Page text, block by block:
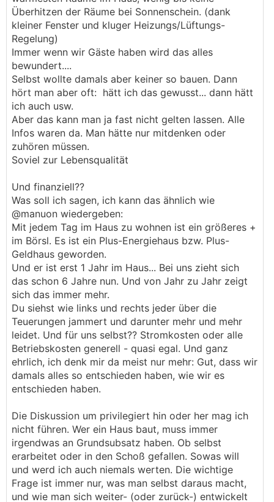
Überhitzen der Räume bei Sonnenschein. (dank
kleiner Fenster und kluger Heizungs/Lüftungs-
Regelung)
Immer wenn wir Gäste haben wird das alles
bewundert....
Selbst wollte damals aber keiner so bauen. Dann
hört man aber oft: hätt ich das gewusst... dann hätt
ich auch usw.
Aber das kann man ja fast nicht gelten lassen. Alle
Infos waren da. Man hätte nur mitdenken oder
zuhören müssen.
Soviel zur Lebensqualität
Und finanziell??
Was soll ich sagen, ich kann das ähnlich wie
@manuon wiedergeben:
Mit jedem Tag im Haus zu wohnen ist ein größeres +
im Börsl. Es ist ein Plus-Energiehaus bzw. Plus-
Geldhaus geworden.
Und er ist erst 1 Jahr im Haus... Bei uns zieht sich
das schon 6 Jahre nun. Und von Jahr zu Jahr zeigt
sich das immer mehr.
Du siehst wie links und rechts jeder über die
Teuerungen jammert und darunter mehr und mehr
leidet. Und für uns selbst?? Stromkosten oder alle
Betriebskosten generell - quasi egal. Und ganz
ehrlich, ich denk mir da meist nur mehr: Gut, dass wir
damals alles so entschieden haben, wie wir es
entschieden haben.
Die Diskussion um privilegiert hin oder her mag ich
nicht führen. Wer ein Haus baut, muss immer
irgendwas an Grundsubsatz haben. Ob selbst
erarbeitet oder in den Schoß gefallen. Sowas will
und werd ich auch niemals werten. Die wichtige
Frage ist immer nur, was man selbst daraus macht,
und wie man sich weiter- (oder zurück-) entwickelt